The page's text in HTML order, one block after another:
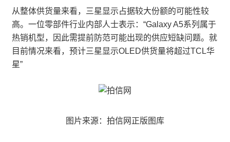
从整体供货量来看，三星显示占据较大份额的可能性较
高。一位零部件行业内部人士表示：“Galaxy A5系列属于
热销机型，因此需提前防范可能出现的供应短缺问题。就
目前情况来看，预计三星显示OLED供货量将超过TCL华
星”
图片来源：拍信网正版图库